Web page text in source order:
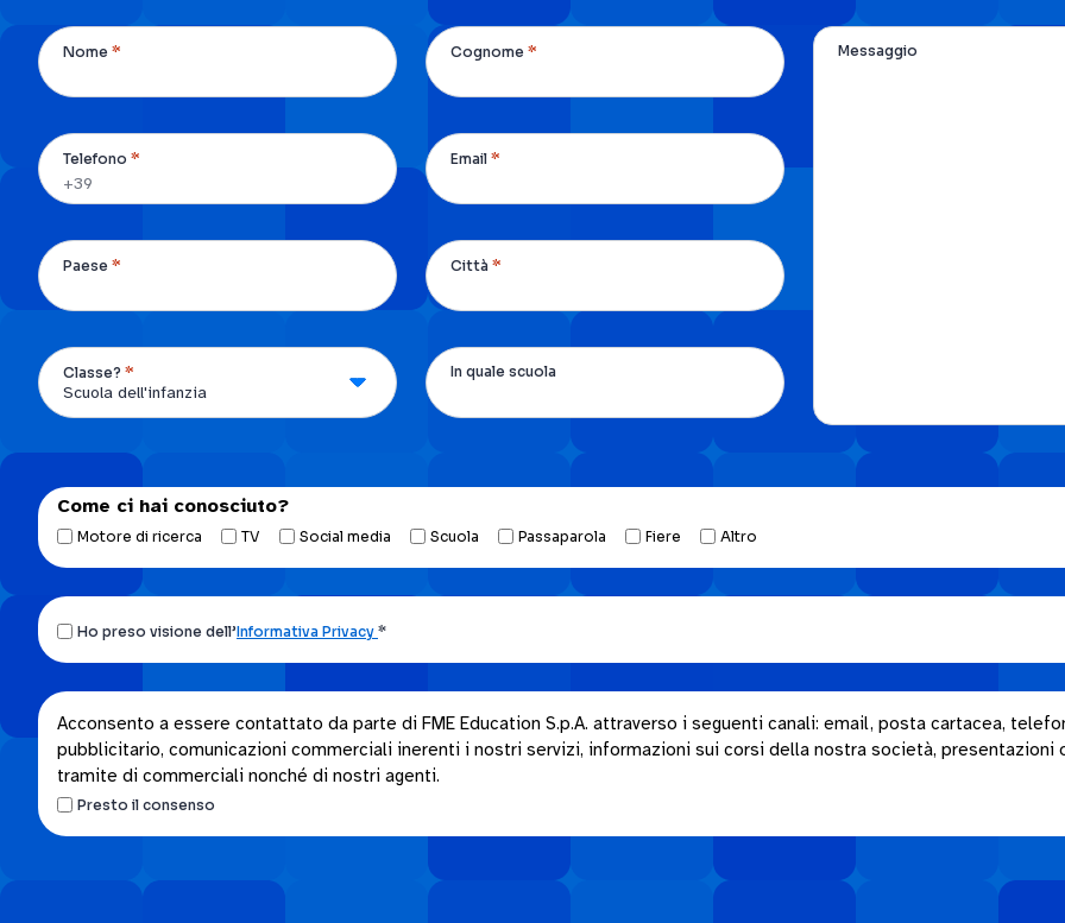
Nome * Cognome *
Telefono * Email *
Paese * Città *
Classe? * In quale scuola
Messaggio
Come ci hai conosciuto?
Motore di ricerca TV Social media Scuola Passaparola Fiere Altro
Ho
preso
visione
dell’Informativa
privacy.
*
Ho preso visione dell’Informativa Privacy *
Acconsento
a
essere
contattato
da
Acconsento a essere contattato da parte di FME Education S.p.A. attraverso i seguenti canali: email, posta cartacea,
pubblicitario, comunicazioni commerciali inerenti i nostri servizi, informazioni sui corsi della nostra società, presentazioni
tramite di commerciali nonché di nostri agenti.
Presto il consenso